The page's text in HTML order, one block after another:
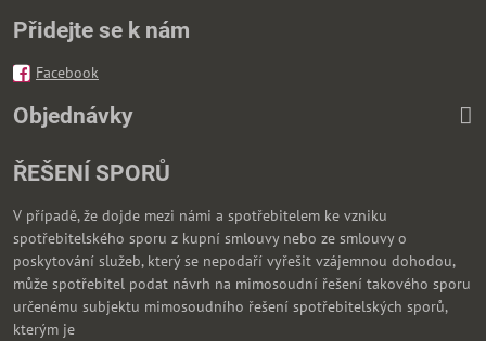
Přidejte se k nám
Facebook
Objednávky
ŘEŠENÍ SPORŮ
V případě, že dojde mezi námi a spotřebitelem ke vzniku
spotřebitelského sporu z kupní smlouvy nebo ze smlouvy o
poskytování služeb, který se nepodaří vyřešit vzájemnou dohodou,
může spotřebitel podat návrh na mimosoudní řešení takového sporu
určenému subjektu mimosoudního řešení spotřebitelských sporů,
kterým je